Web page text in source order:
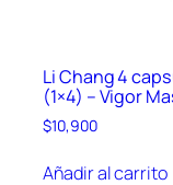
Li Chang 4
(1×4) – Vigor
$10,900
Añadir al carrito